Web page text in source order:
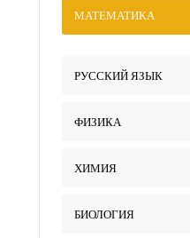
МАТЕМАТИКА
РУССКИЙ ЯЗЫК
ФИЗИКА
ХИМИЯ
БИОЛОГИЯ